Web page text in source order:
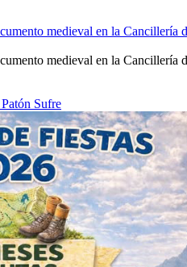
medieval en la Cancillería
medieval en la Cancillería
Sufre